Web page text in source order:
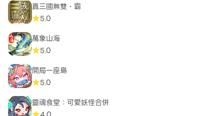
真三國無雙・霸
5.0
萬象山海
5.0
開局一座島
5.0
靈魂食堂：可愛妖怪合併